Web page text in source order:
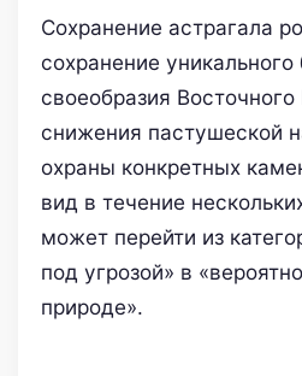
Сохранение астрагала
сохранение уникального
своеобразия Восточного
снижения пастушеской
охраны конкретных
вид в течение
может перейти из
под угрозой» в
природе».